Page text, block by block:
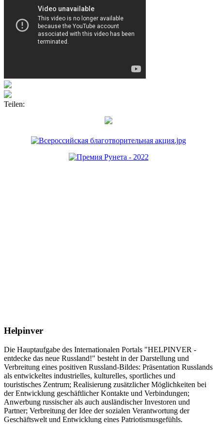
Teilen:
Helpinver
Die Hauptaufgabe des Internationalen Portals "HELPINVER -
entdecke das neue Russland!" besteht in der Darstellung und
Verbreitung eines positiven Russland-Bildes: Präsentation Russlands
als entwickeltes industrielles, kulturelles, sportliches und
touristisches Zentrum; Realisierung zusätzlicher Möglichkeiten bei
der Entwicklung geschäftlicher Kontakte und Verbindungen;
Anwerbung russischer als auch ausländischer Investoren und
Partner; Verbreitung der Idee der sozialen Verantwortung der
Geschäftswelt und Entwicklung eines Patriotismusgefühls.